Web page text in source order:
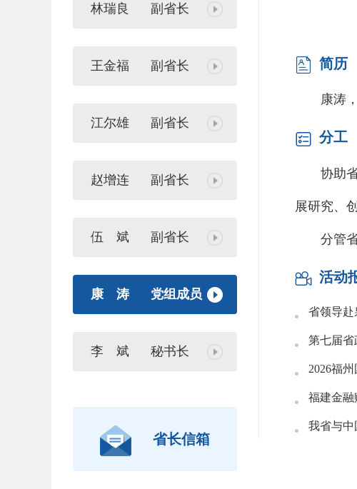
林瑞良 副省长
王金福 副省长
江尔雄 副省长
赵增连 副省长
伍 斌 副省长
康 涛 党组成员
李 斌 秘书长
省长信箱
 简历
康涛，
 分工
协助省
展研究、
分管省
 活动
省领导赴
第七届省
2026福
福建金融
我省与中